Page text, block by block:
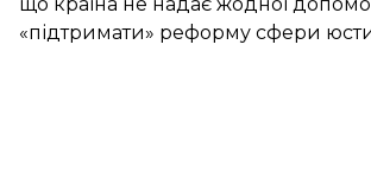
«підтримати» реформу сфери